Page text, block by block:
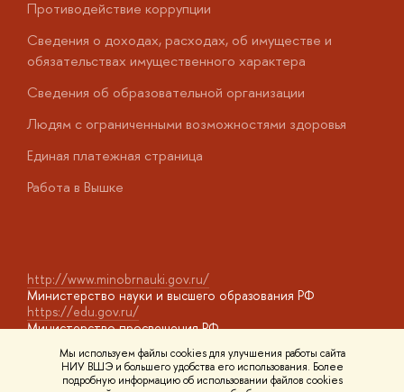
Мы используем файлы cookies для улучшения работы сайта
НИУ ВШЭ и большего удобства его использования. Более
подробную информацию об использовании файлов cookies
Противодействие коррупции
Сведения о доходах, расходах, об имуществе и
обязательствах имущественного характера
Сведения об образовательной организации
Людям с ограниченными возможностями здоровья
Единая платежная страница
Работа в Вышке
http://www.minobrnauki.gov.ru/
Министерство науки и высшего образования РФ
https://edu.gov.ru/
Министерство просвещения РФ
https://elearning.hse.ru/mooc
Массовые открытые онлайн-курсы